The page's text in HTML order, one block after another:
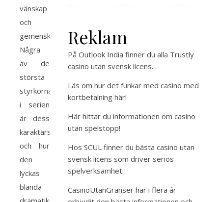
vänskap
och
gemenskap.
Några
av de
största
styrkorna
i serien
är dess
karaktärsutveckling
och hur
den
lyckas
blanda
Reklam
På Outlook India finner du alla Trustly
casino utan svensk licens.
Läs om hur det funkar med casino med
kortbetalning här!
Här hittar du informationen om casino
utan spelstopp!
Hos SCUL finner du bästa casino utan
svensk licens som driver seriös
spelverksamhet.
CasinoUtanGränser har i flera år